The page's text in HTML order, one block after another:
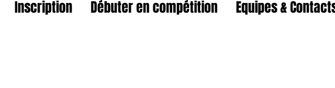
Inscription Débuter en compétition Equipes &